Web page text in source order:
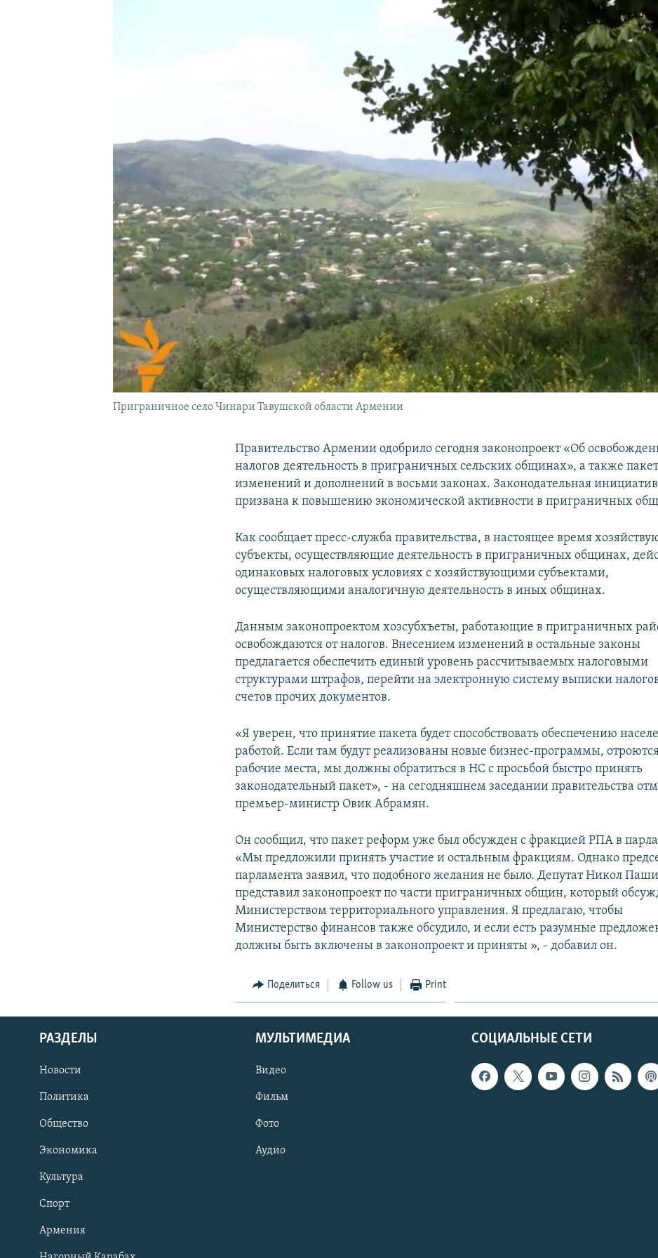
Приграничное село Чинари Тавушской области Армении
Правительство Армении одобрило сегодня законопроект «Об
налогов деятельность в приграничных сельских общинах», а также
изменений и дополнений в восьми законах. Законодательная
призвана к повышению экономической активности в приграничных
Как сообщает пресс-служба правительства, в настоящее время
субъекты, осуществляющие деятельность в приграничных общинах,
одинаковых налоговых условиях с хозяйствующими субъектами,
осуществляющими аналогичную деятельность в иных общинах.
Данным законопроектом хозсубхъеты, работающие в приграничных
освобождаются от налогов. Внесением изменений в остальные законы
предлагается обеспечить единый уровень рассчитываемых налоговыми
структурами штрафов, перейти на электронную систему выписки
счетов прочих документов.
«Я уверен, что принятие пакета будет способствовать обеспечению
работой. Если там будут реализованы новые бизнес-программы,
рабочие места, мы должны обратиться в НС с просьбой быстро принять
законодательный пакет», - на сегодняшнем заседании правительства
премьер-министр Овик Абрамян.
Он сообщил, что пакет реформ уже был обсужден с фракцией РПА в
«Мы предложили принять участие и остальным фракциям. Однако
парламента заявил, что подобного желания не было. Депутат Никол
представил законопроект по части приграничных общин, который
Министерством территориального управления. Я предлагаю, чтобы
Министерство финансов также обсудило, и если есть разумные
должны быть включены в законопроект и приняты », - добавил он.
Поделиться Follow us Print
СОЦИАЛЬНЫЕ СЕТИ
РАЗДЕЛЫ
Новости
Политика
Общество
Экономика
Культура
Спорт
Армения
МУЛЬТИМЕДИА
Видео
Фильм
Фото
Аудио